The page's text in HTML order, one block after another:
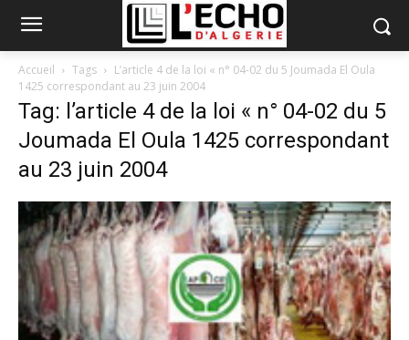
Accueil Tags
L’article 4 de la loi « n° 04-02 du 5 Joumada El Oula
1425 correspondant au 23 juin 2004
Tag: l’article 4 de la loi « n° 04-02 du 5
Joumada El Oula 1425 correspondant
au 23 juin 2004